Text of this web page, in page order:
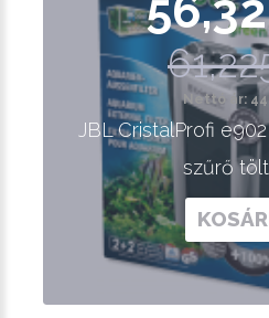
Nettó ár:
JBL CristalProfi
szűrő